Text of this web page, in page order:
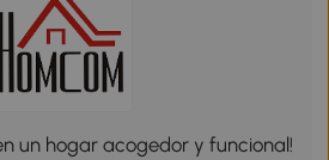
un hogar acogedor y funcional!